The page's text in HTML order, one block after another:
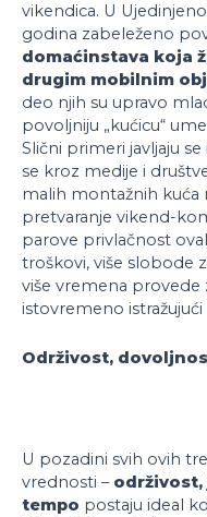
vikendica. U
godina zabeleženo
domaćinstava koja
drugim mobilnim
deo njih su upravo
povoljniju „kućicu“
Slični primeri javljaju
se kroz medije i
malih montažnih kuća
pretvaranje vikend-
parove privlačnost
troškovi, više slobode
više vremena provede
istovremeno
Održivost,
U pozadini svih ovih
vrednosti –
tempo postaju ideal